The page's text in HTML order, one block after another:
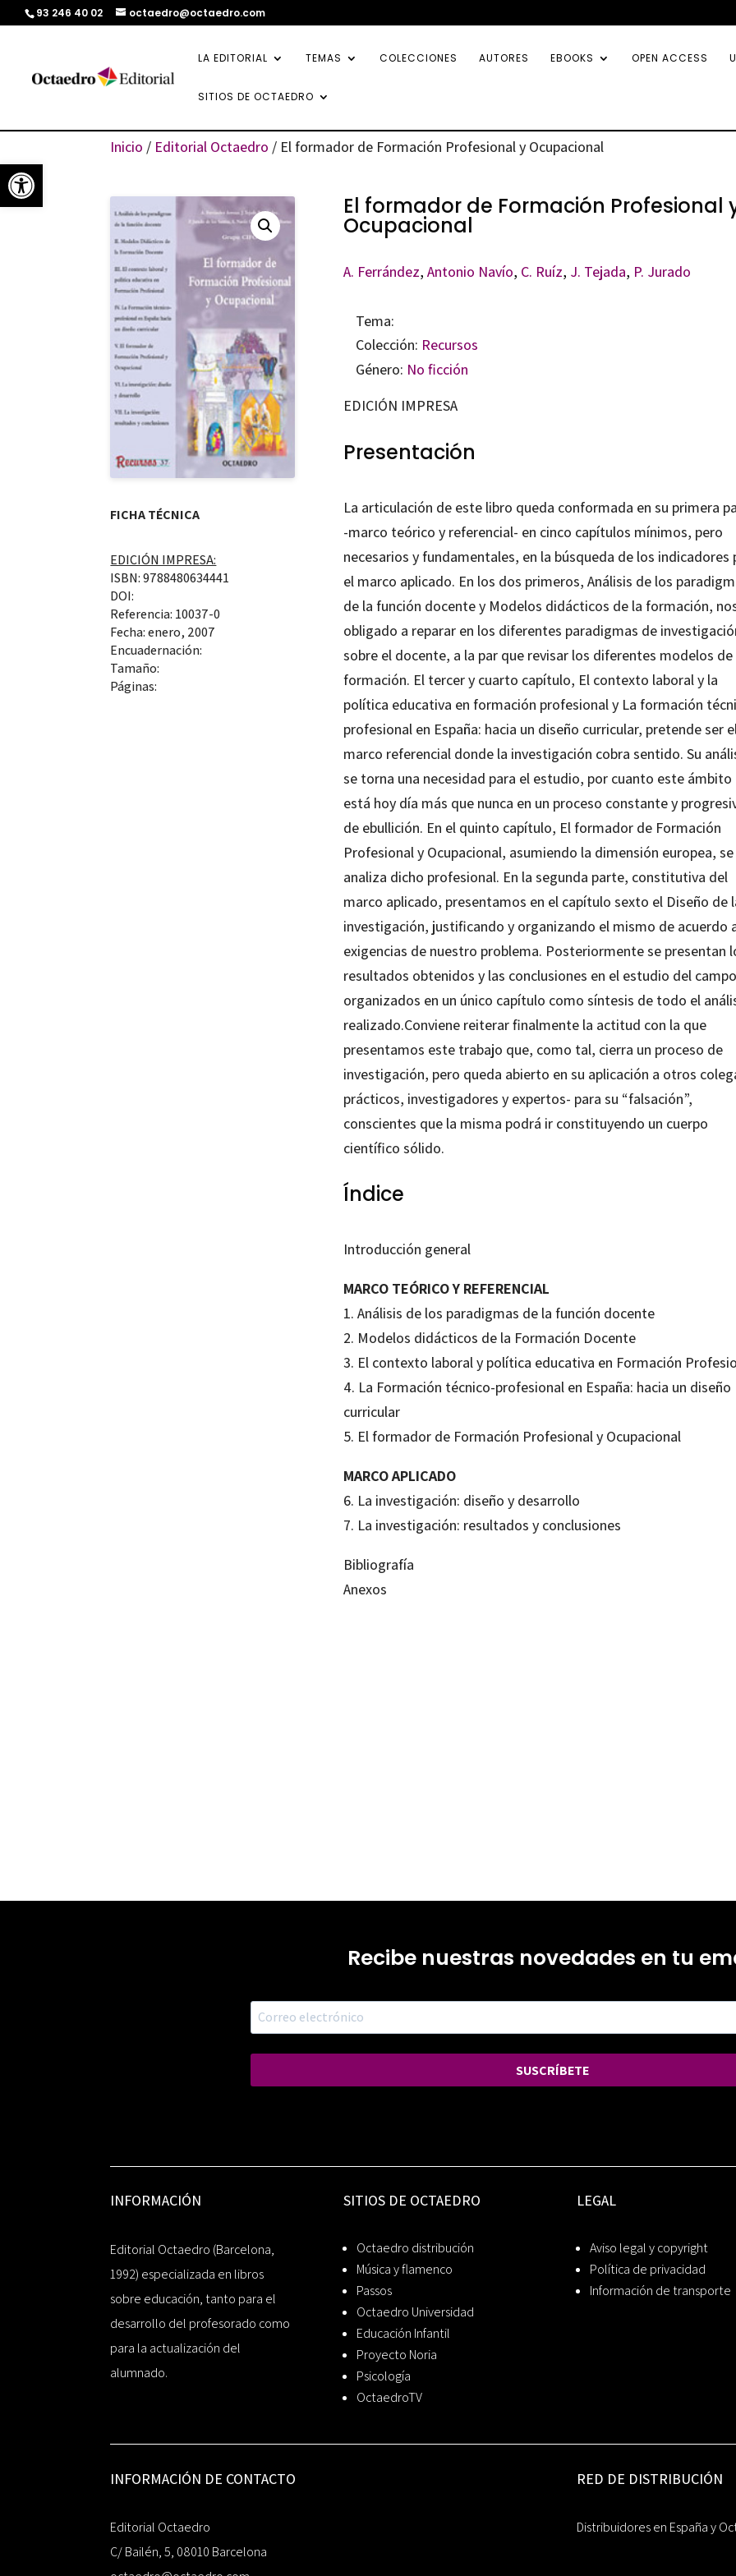
Abrir barra de herramientas
93 246 40 02 octaedro@octaedro.com
LA EDITORIAL TEMAS COLECCIONES AUTORES EBOOKS OPEN ACCESS
SITIOS DE OCTAEDRO
Inicio / Editorial Octaedro / El formador de Formación Profesional y Ocupacional
FICHA TÉCNICA
EDICIÓN IMPRESA:
ISBN: 9788480634441
DOI:
Referencia: 10037-0
Fecha: enero, 2007
Encuadernación:
Tamaño:
Páginas:
El formador de Formación Profesional
Ocupacional
A. Ferrández, Antonio Navío, C. Ruíz, J. Tejada, P. Jurado
Tema:
Colección: Recursos
Género: No ficción
EDICIÓN IMPRESA
Presentación
La articulación de este libro queda conformada en su primera
-marco teórico y referencial- en cinco capítulos mínimos, pero
necesarios y fundamentales, en la búsqueda de los indicadores
el marco aplicado. En los dos primeros, Análisis de los
de la función docente y Modelos didácticos de la formación,
obligado a reparar en los diferentes paradigmas de
sobre el docente, a la par que revisar los diferentes modelos de
formación. El tercer y cuarto capítulo, El contexto laboral y la
política educativa en formación profesional y La formación
profesional en España: hacia un diseño curricular, pretende ser
marco referencial donde la investigación cobra sentido. Su
se torna una necesidad para el estudio, por cuanto este ámbito
está hoy día más que nunca en un proceso constante y
de ebullición. En el quinto capítulo, El formador de Formación
Profesional y Ocupacional, asumiendo la dimensión europea, se
analiza dicho profesional. En la segunda parte, constitutiva del
marco aplicado, presentamos en el capítulo sexto el Diseño de
investigación, justificando y organizando el mismo de acuerdo
exigencias de nuestro problema. Posteriormente se presentan
resultados obtenidos y las conclusiones en el estudio del
organizados en un único capítulo como síntesis de todo el
realizado.Conviene reiterar finalmente la actitud con la que
presentamos este trabajo que, como tal, cierra un proceso de
investigación, pero queda abierto en su aplicación a otros
prácticos, investigadores y expertos- para su “falsación”,
conscientes que la misma podrá ir constituyendo un cuerpo
científico sólido.
Índice
Introducción general
MARCO TEÓRICO Y REFERENCIAL
1. Análisis de los paradigmas de la función docente
2. Modelos didácticos de la Formación Docente
3. El contexto laboral y política educativa en Formación
4. La Formación técnico-profesional en España: hacia un diseño
curricular
5. El formador de Formación Profesional y Ocupacional
MARCO APLICADO
6. La investigación: diseño y desarrollo
7. La investigación: resultados y conclusiones
Bibliografía
Anexos
Recibe nuestras novedades en tu
SUSCRÍBETE
INFORMACIÓN
Editorial Octaedro (Barcelona,
1992) especializada en libros
sobre educación, tanto para el
desarrollo del profesorado como
para la actualización del
alumnado.
SITIOS DE OCTAEDRO
Octaedro distribución
Música y flamenco
Passos
Octaedro Universidad
Educación Infantil
Proyecto Noria
Psicología
OctaedroTV
LEGAL
Aviso legal y copyright
Política de privacidad
Información de transporte
INFORMACIÓN DE CONTACTO
Editorial Octaedro
C/ Bailén, 5, 08010 Barcelona
RED DE DISTRIBUCIÓN
Distribuidores en España y